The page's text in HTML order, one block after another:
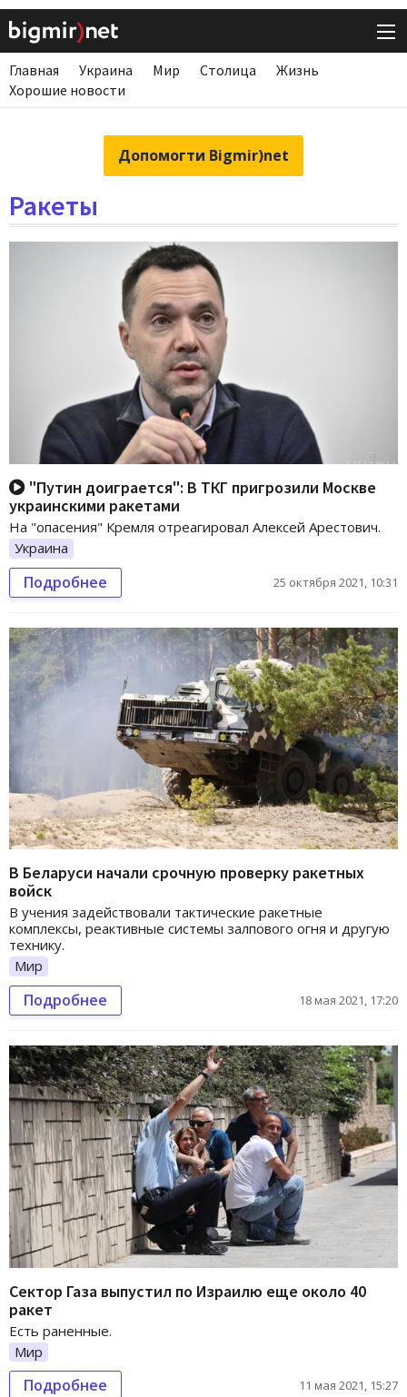
Главная Украина Мир Столица
Жизнь
Хорошие новости
Допомогти Bigmir)net
Ракеты
"Путин доиграется": В ТКГ пригрозили Москве
украинскими ракетами
На "опасения" Кремля отреагировал Алексей Арестович.
Украина
Подробнее 25 октября 2021, 10:31
В Беларуси начали срочную проверку ракетных
войск
В учения задействовали тактические ракетные
комплексы, реактивные системы залпового огня и другую
технику.
Мир
Подробнее 18 мая 2021, 17:20
Сектор Газа выпустил по Израилю еще около 40
ракет
Есть раненные.
Мир
Подробнее 11 мая 2021, 15:27